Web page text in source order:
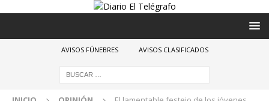
AVISOS FÚNEBRES AVISOS CLASIFICADOS